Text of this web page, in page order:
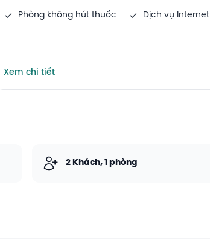
Phòng không hút thuốc Dịch vụ Internet
Xem chi tiết
2 Khách, 1 phòng